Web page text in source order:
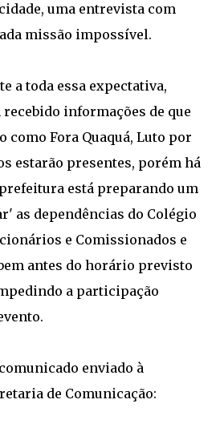
uma entrevista com
missão impossível.
a toda essa expectativa,
recebido informações de que
como Fora Quaquá, Luto por
estarão presentes, porém há
está preparando um
as dependências do Colégio
e Comissionados e
antes do horário previsto
a participação
enviado à
de Comunicação: